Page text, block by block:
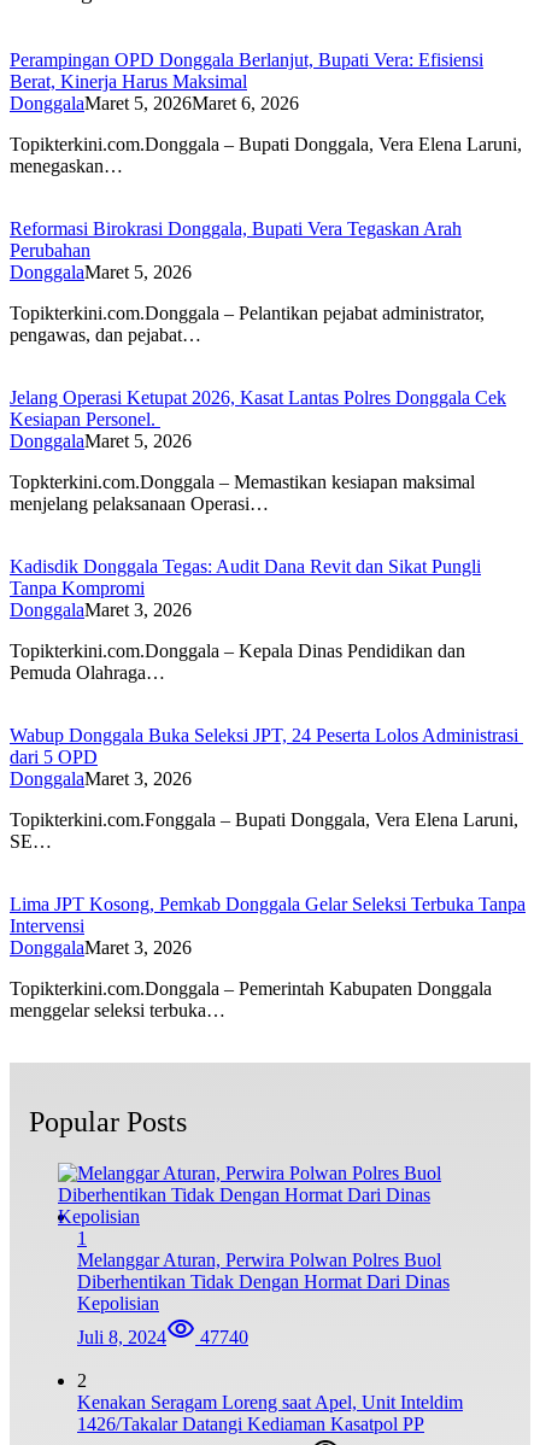
Perampingan OPD Donggala Berlanjut, Bupati Vera: Efisiensi
Berat, Kinerja Harus Maksimal
DonggalaMaret 5, 2026Maret 6, 2026
Topikterkini.com.Donggala – Bupati Donggala, Vera Elena Laruni,
menegaskan…
Reformasi Birokrasi Donggala, Bupati Vera Tegaskan Arah
Perubahan
DonggalaMaret 5, 2026
Topikterkini.com.Donggala – Pelantikan pejabat administrator,
pengawas, dan pejabat…
Jelang Operasi Ketupat 2026, Kasat Lantas Polres Donggala Cek
Kesiapan Personel. ​
DonggalaMaret 5, 2026
Topkterkini.com.Donggala – Memastikan kesiapan maksimal
menjelang pelaksanaan Operasi…
Kadisdik Donggala Tegas: Audit Dana Revit dan Sikat Pungli
Tanpa Kompromi
DonggalaMaret 3, 2026
Topikterkini.com.Donggala – Kepala Dinas Pendidikan dan
Pemuda Olahraga…
Wabup Donggala Buka Seleksi JPT, 24 Peserta Lolos Administrasi
dari 5 OPD
DonggalaMaret 3, 2026
Topikterkini.com.Fonggala – Bupati Donggala, Vera Elena Laruni,
SE…
Lima JPT Kosong, Pemkab Donggala Gelar Seleksi Terbuka Tanpa
Intervensi
DonggalaMaret 3, 2026
Topikterkini.com.Donggala – Pemerintah Kabupaten Donggala
menggelar seleksi terbuka…
Popular Posts
1
Melanggar Aturan, Perwira Polwan Polres Buol
Diberhentikan Tidak Dengan Hormat Dari Dinas
Kepolisian
Juli 8, 2024
47740
2
Kenakan Seragam Loreng saat Apel, Unit Inteldim
1426/Takalar Datangi Kediaman Kasatpol PP